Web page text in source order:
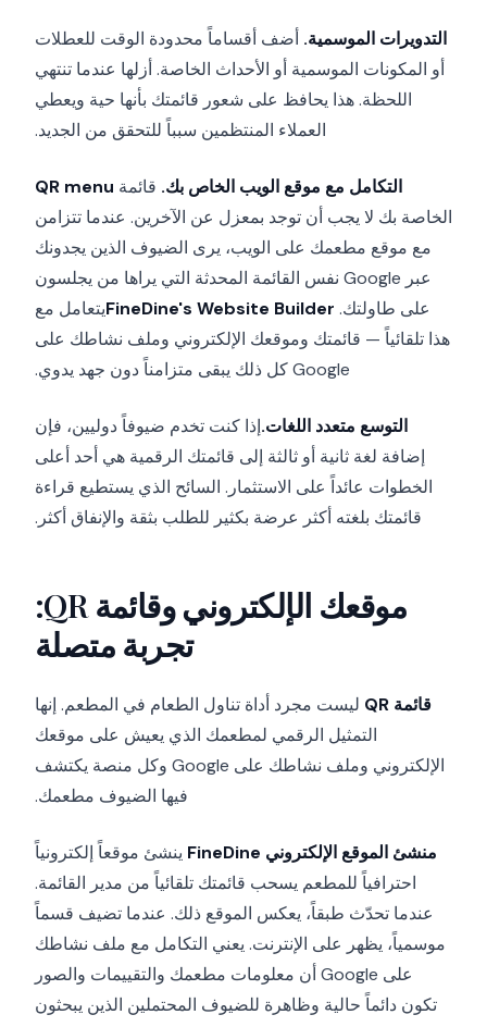
التدويرات الموسمية. أضف أقساماً محدودة الوقت للعطلات
أو المكونات الموسمية أو الأحداث الخاصة. أزلها عندما تنتهي
اللحظة. هذا يحافظ على شعور قائمتك بأنها حية ويعطي
العملاء المنتظمين سبباً للتحقق من الجديد.
التكامل مع موقع الويب الخاص بك. قائمة QR menu
الخاصة بك لا يجب أن توجد بمعزل عن الآخرين. عندما تتزامن
مع موقع مطعمك على الويب، يرى الضيوف الذين يجدونك
عبر Google نفس القائمة المحدثة التي يراها من يجلسون
على طاولتك. FineDine's Website Builderيتعامل مع
هذا تلقائياً — قائمتك وموقعك الإلكتروني وملف نشاطك على
Google كل ذلك يبقى متزامناً دون جهد يدوي.
التوسع متعدد اللغات.إذا كنت تخدم ضيوفاً دوليين، فإن
إضافة لغة ثانية أو ثالثة إلى قائمتك الرقمية هي أحد أعلى
الخطوات عائداً على الاستثمار. السائح الذي يستطيع قراءة
قائمتك بلغته أكثر عرضة بكثير للطلب بثقة والإنفاق أكثر.
موقعك الإلكتروني وقائمة QR:
تجربة متصلة
قائمة QR
ليست مجرد أداة تناول الطعام في المطعم. إنها
التمثيل الرقمي لمطعمك الذي يعيش على موقعك
الإلكتروني وملف نشاطك على Google وكل منصة يكتشف
فيها الضيوف مطعمك.
منشئ الموقع الإلكتروني FineDine
ينشئ موقعاً إلكترونياً
احترافياً للمطعم يسحب قائمتك تلقائياً من مدير القائمة.
عندما تحدّث طبقاً، يعكس الموقع ذلك. عندما تضيف قسماً
موسمياً، يظهر على الإنترنت. يعني التكامل مع ملف نشاطك
على Google أن معلومات مطعمك والتقييمات والصور
تكون دائماً حالية وظاهرة للضيوف المحتملين الذين يبحثون